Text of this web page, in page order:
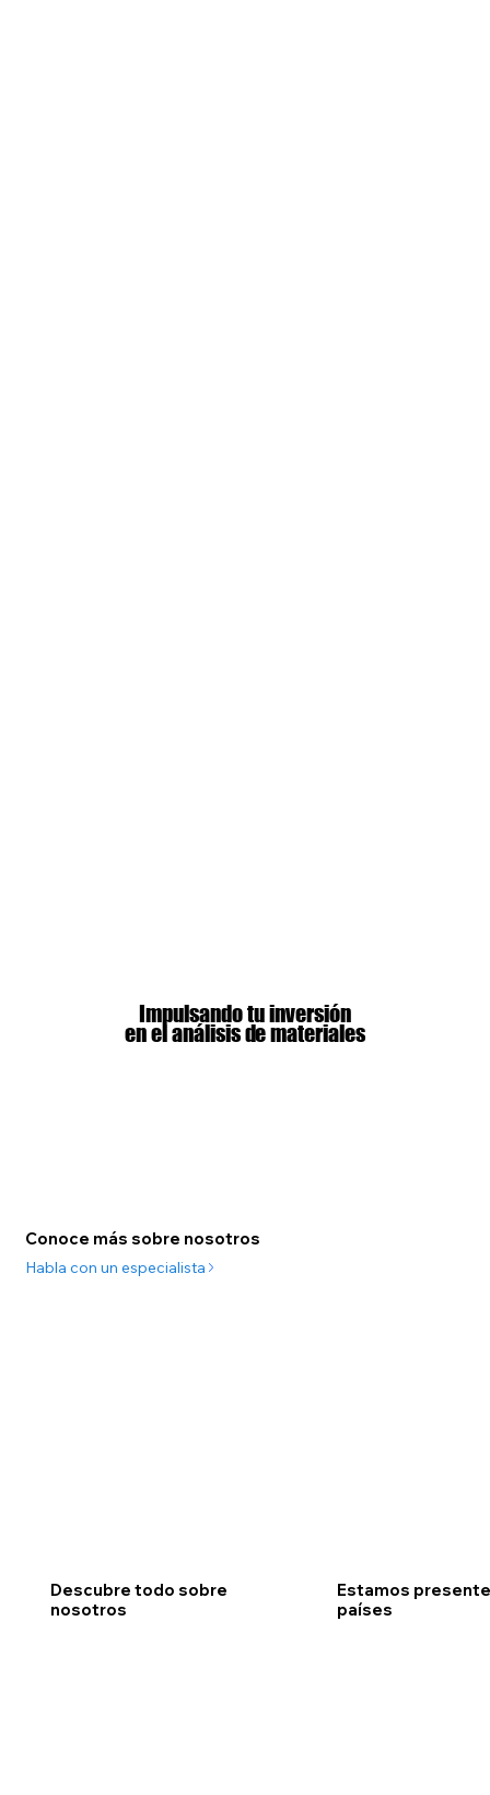
Impulsando tu inversión
en el análisis de materiales
Impulsando tu inversión
en el análisis de materiales
Conoce más sobre nosotros
Habla con un especialista
Descubre todo sobre
nosotros
Estamos
países